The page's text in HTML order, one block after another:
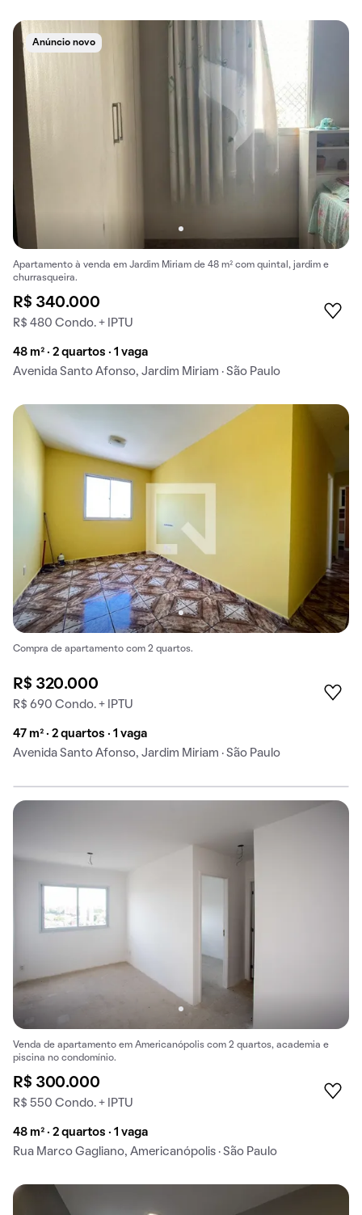
Anúncio novo
Apartamento à venda em Jardim Miriam de 48 m² com quintal, jardim e
churrasqueira.
R$ 340.000
R$ 480 Condo. + IPTU
48 m² · 2 quartos · 1 vaga
Avenida Santo Afonso, Jardim Miriam · São Paulo
Compra de apartamento com 2 quartos.
R$ 320.000
R$ 690 Condo. + IPTU
47 m² · 2 quartos · 1 vaga
Avenida Santo Afonso, Jardim Miriam · São Paulo
Venda de apartamento em Americanópolis com 2 quartos, academia e
piscina no condomínio.
R$ 300.000
R$ 550 Condo. + IPTU
48 m² · 2 quartos · 1 vaga
Rua Marco Gagliano, Americanópolis · São Paulo